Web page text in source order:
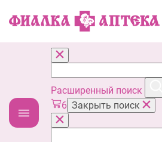
Расширенный поиск
6 Закрыть поиск